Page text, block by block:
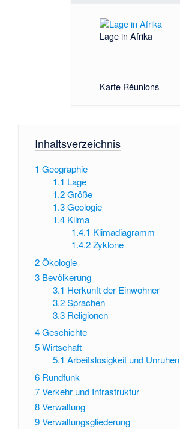
Lage in Afrika
Karte Réunions
Inhaltsverzeichnis
1 Geographie
1.1 Lage
1.2 Größe
1.3 Geologie
1.4 Klima
1.4.1 Klimadiagramm
1.4.2 Zyklone
2Ökologie
3 Bevölkerung
3.1 Herkunft der Einwohner
3.2 Sprachen
3.3 Religionen
4Geschichte
5Wirtschaft
5.1 Arbeitslosigkeit und Unruhen
6 Rundfunk
7Verkehr und Infrastruktur
8Verwaltung
9Verwaltungsgliederung